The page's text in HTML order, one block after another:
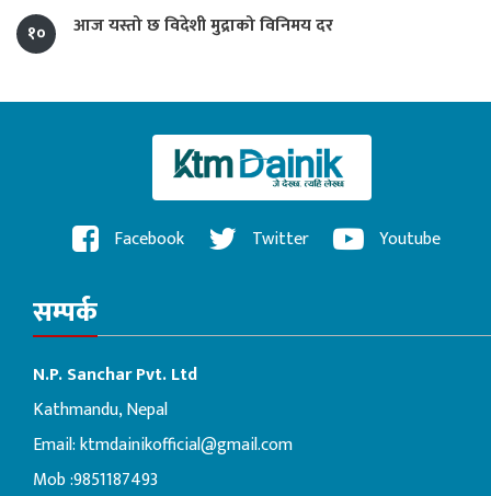
१० आज यस्तो छ विदेशी मुद्राको विनिमय दर
Facebook Twitter Youtube
सम्पर्क
N.P. Sanchar Pvt. Ltd
Kathmandu, Nepal
Email:ktmdainikofficial@gmail.com
Mob :9851187493